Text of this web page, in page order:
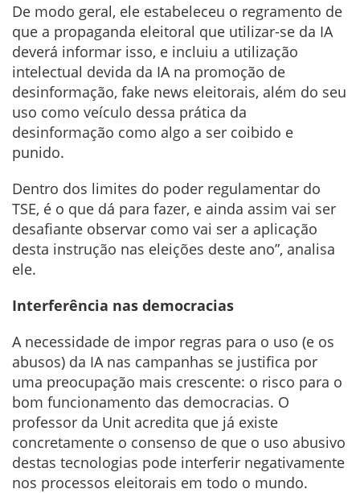
De modo geral, ele estabeleceu o regramento de
que a propaganda eleitoral que utilizar-se da IA
deverá informar isso, e incluiu a utilização
intelectual devida da IA na promoção de
desinformação, fake news eleitorais, além do seu
uso como veículo dessa prática da
desinformação como algo a ser coibido e
punido.
Dentro dos limites do poder regulamentar do
TSE, é o que dá para fazer, e ainda assim vai ser
desafiante observar como vai ser a aplicação
desta instrução nas eleições deste ano”, analisa
ele.
Interferência nas democracias
A necessidade de impor regras para o uso (e os
abusos) da IA nas campanhas se justifica por
uma preocupação mais crescente: o risco para o
bom funcionamento das democracias. O
professor da Unit acredita que já existe
concretamente o consenso de que o uso abusivo
destas tecnologias pode interferir negativamente
nos processos eleitorais em todo o mundo.